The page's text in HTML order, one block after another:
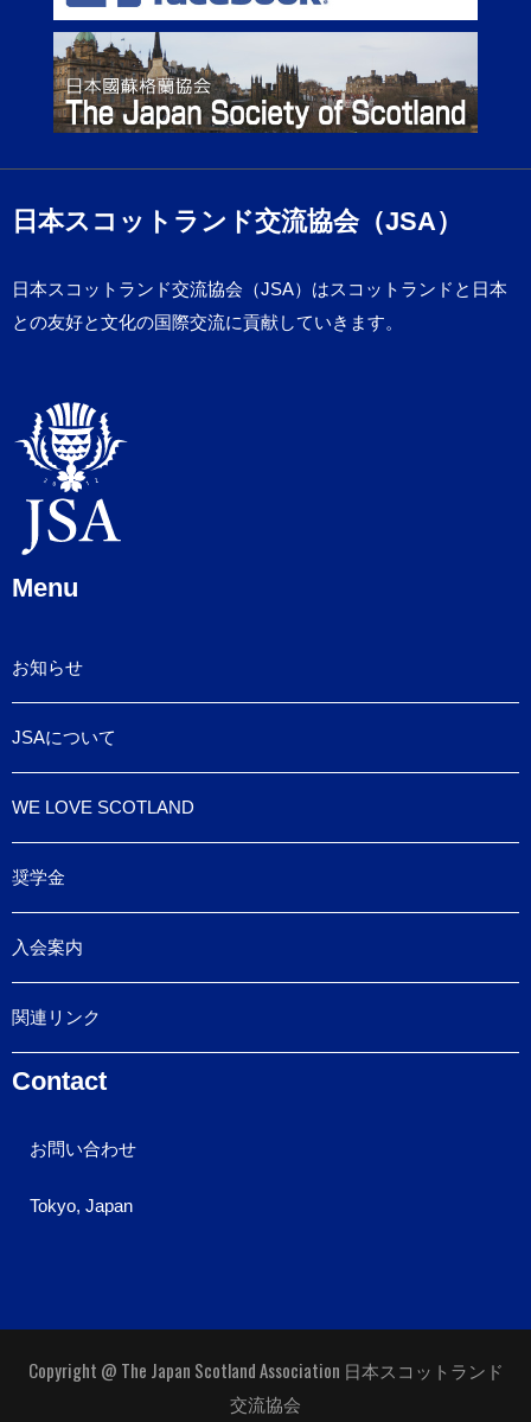
日本スコットランド交流協会（JSA）
日本スコットランド交流協会（JSA）はスコットランドと日本
との友好と文化の国際交流に貢献していきます。
Menu
お知らせ
JSAについて
WE LOVE SCOTLAND
奨学金
入会案内
関連リンク
Contact
お問い合わせ
Tokyo, Japan
Copyright @ The Japan Scotland Association 日本スコットランド
交流協会